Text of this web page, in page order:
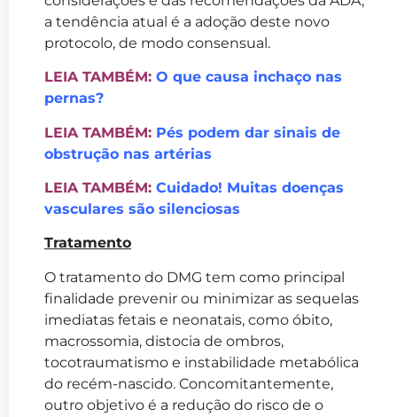
a tendência atual é a adoção deste novo
protocolo, de modo consensual.
LEIA TAMBÉM: O que causa inchaço nas
pernas?
LEIA TAMBÉM: Pés podem dar sinais de
obstrução nas artérias
LEIA TAMBÉM: Cuidado! Muitas doenças
vasculares são silenciosas
Tratamento
O tratamento do DMG tem como principal
finalidade prevenir ou minimizar as sequelas
imediatas fetais e neonatais, como óbito,
macrossomia, distocia de ombros,
tocotraumatismo e instabilidade metabólica
do recém-nascido. Concomitantemente,
outro objetivo é a redução do risco de o